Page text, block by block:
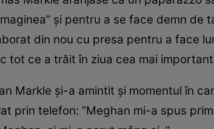
şi pentru a se face demn de
din nou cu presa pentru a face
tot ce a trăit în ziua cea mai
Markle şi-a amintit şi momentul în
prin telefon: ”Meghan mi-a spus